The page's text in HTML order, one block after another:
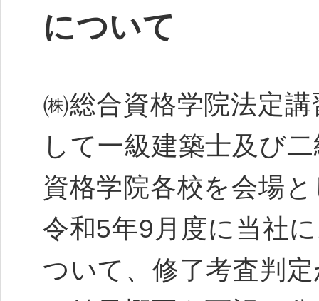
について
㈱総合資格学院法定
して一級建築士及び
資格学院各校を会場
令和5年9月度に当社
ついて、修了考査判